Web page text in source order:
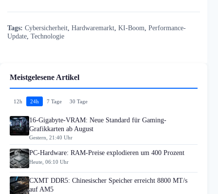
Tags: Cybersicherheit Hardwaremarkt KI-Boom Performance-
Update Technologie
Meistgelesene Artikel
12h 24h 7 Tage 30 Tage
16-Gigabyte-VRAM: Neue Standard für Gaming-
Grafikkarten ab August
Gestern, 21:40 Uhr
PC-Hardware: RAM-Preise explodieren um 400 Prozent
Heute, 06:10 Uhr
CXMT DDR5: Chinesischer Speicher erreicht 8800 MT/s
auf AM5